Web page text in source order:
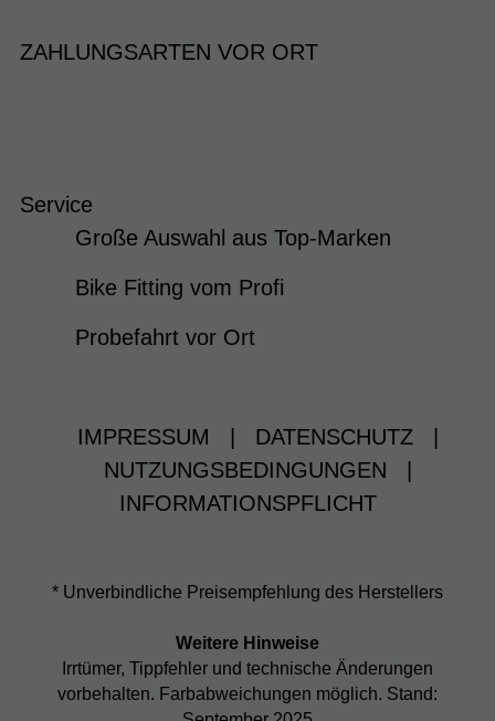
ZAHLUNGSARTEN VOR ORT
Service
Große Auswahl aus Top-Marken
Bike Fitting vom Profi
Probefahrt vor Ort
IMPRESSUM DATENSCHUTZ
NUTZUNGSBEDINGUNGEN
INFORMATIONSPFLICHT
* Unverbindliche Preisempfehlung des Herstellers
Weitere Hinweise
Irrtümer, Tippfehler und technische Änderungen
vorbehalten. Farbabweichungen möglich. Stand: